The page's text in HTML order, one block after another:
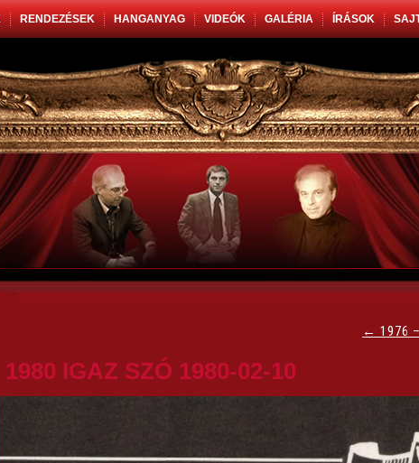
RENDEZÉSEK HANGANYAG VIDEÓK GALÉRIA ÍRÁSOK
← 1976
1980 IGAZ SZÓ 1980-02-10